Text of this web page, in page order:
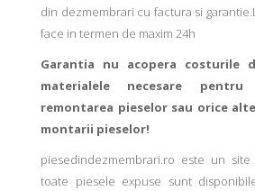
din dezmembrari cu factura si
face in termen de maxim 24h
Garantia nu acopera costurile
materialele necesare
remontarea pieselor sau orice
montarii pieselor!
piesedindezmembrari.ro este un
toate piesele expuse sunt